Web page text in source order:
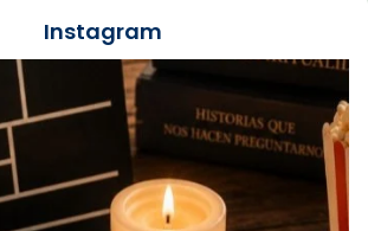
comp
Vatican
👇
es/iglesia/news/2026-
depresion-papa-viaje-
Instagram